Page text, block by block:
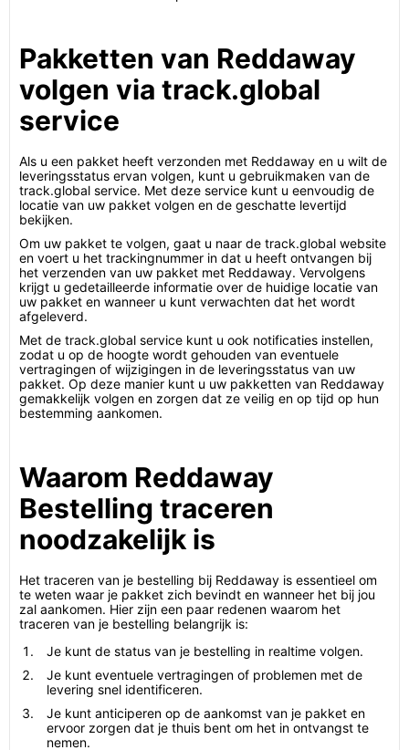
Pakketten van Reddaway
volgen via track.global
service
Als u een pakket heeft verzonden met Reddaway en u wilt de
leveringsstatus ervan volgen, kunt u gebruikmaken van de
track.global service. Met deze service kunt u eenvoudig de
locatie van uw pakket volgen en de geschatte levertijd
bekijken.
Om uw pakket te volgen, gaat u naar de track.global website
en voert u het trackingnummer in dat u heeft ontvangen bij
het verzenden van uw pakket met Reddaway. Vervolgens
krijgt u gedetailleerde informatie over de huidige locatie van
uw pakket en wanneer u kunt verwachten dat het wordt
afgeleverd.
Met de track.global service kunt u ook notificaties instellen,
zodat u op de hoogte wordt gehouden van eventuele
vertragingen of wijzigingen in de leveringsstatus van uw
pakket. Op deze manier kunt u uw pakketten van Reddaway
gemakkelijk volgen en zorgen dat ze veilig en op tijd op hun
bestemming aankomen.
Waarom Reddaway
Bestelling traceren
noodzakelijk is
Het traceren van je bestelling bij Reddaway is essentieel om
te weten waar je pakket zich bevindt en wanneer het bij jou
zal aankomen. Hier zijn een paar redenen waarom het
traceren van je bestelling belangrijk is:
Je kunt de status van je bestelling in realtime volgen.
Je kunt eventuele vertragingen of problemen met de
levering snel identificeren.
Je kunt anticiperen op de aankomst van je pakket en
ervoor zorgen dat je thuis bent om het in ontvangst te
nemen.